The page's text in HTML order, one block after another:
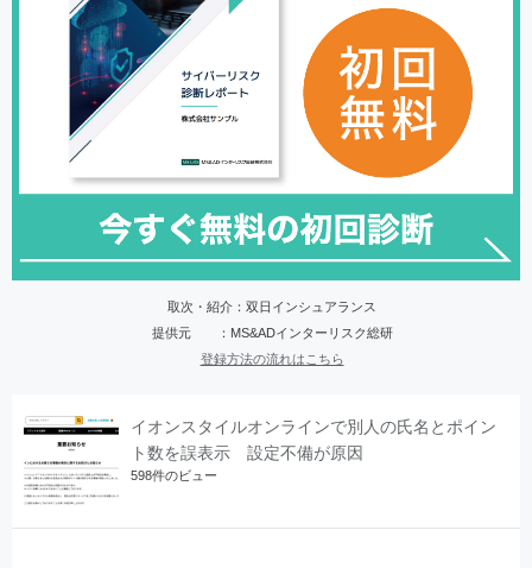
取次・紹介：双日インシュアランス
提供元 ：MS&ADインターリスク総研
登録方法の流れはこちら
イオンスタイルオンラインで別人の氏名とポイン
ト数を誤表示 設定不備が原因
598件のビュー